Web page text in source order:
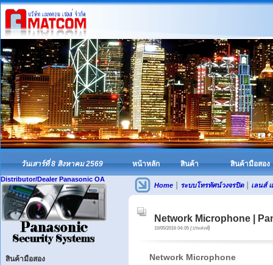
วันเสาร์ที่ 8 สิงหาคม 2569 หน้าหลัก สินค้า สินค้ามือสอง
Distributor/Dealer Panasonic OA
สินค้ามือสอง
Home | ระบบโทรทัศน์วงจรปิด | เลนส์
Network Microphone |
10/05/2016 04:05 (ประสงค์)
Network Microphone